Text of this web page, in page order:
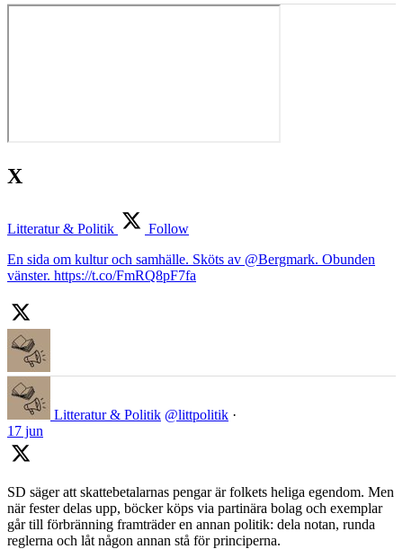
X
Litteratur & Politik
Follow
En sida om kultur och samhälle. Sköts av @Bergmark. Obunden
vänster. https://t.co/FmRQ8pF7fa
Litteratur & Politik @littpolitik ·
17 jun
SD säger att skattebetalarnas pengar är folkets heliga egendom. Men
när fester delas upp, böcker köps via partinära bolag och exemplar
går till förbränning framträder en annan politik: dela notan, runda
reglerna och låt någon annan stå för principerna.